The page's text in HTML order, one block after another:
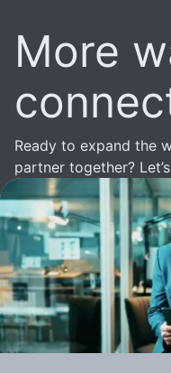
More
Ready to expand the
partner together?